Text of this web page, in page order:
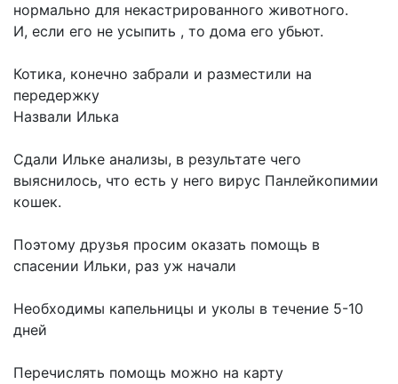
нормально для некастрированного животного.
И, если его не усыпить , то дома его убьют.
Котика, конечно забрали и разместили на
передержку
Назвали Илька
Сдали Ильке анализы, в результате чего
выяснилось, что есть у него вирус Панлейкопимии
кошек.
Поэтому друзья просим оказать помощь в
спасении Ильки, раз уж начали
Необходимы капельницы и уколы в течение 5-10
дней
Перечислять помощь можно на карту